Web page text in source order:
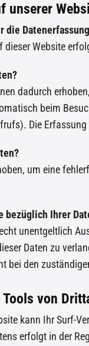
unserer
dieser Website
dadurch
beim
Die
um eine
bezüglich Ihrer
unentgeltlich
Daten zu
bei den
von
kann Ihr Surf-
erfolgt in der